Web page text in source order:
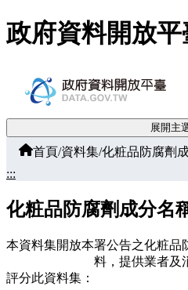
跳至主要內容
政府資料開放平
展開主
首頁/資料集/化粧品防腐劑
:::
化粧品防腐劑成分名
本資料集開放本署公告之化粧品
料，提供業者及
評分此資料集：